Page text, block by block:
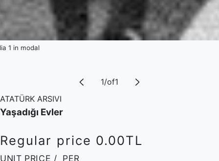
1 in modal
1/of1
ATATÜRK ARSIVI
Yaşadığı Evler
Regular price 0.00TL
UNIT PRICE / PER